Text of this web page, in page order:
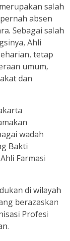
salah
absen
Sebagai salah
Ahli
tetap
umum,
dan
wadah
Bakti
Farmasi
di wilayah
berazaskan
Profesi